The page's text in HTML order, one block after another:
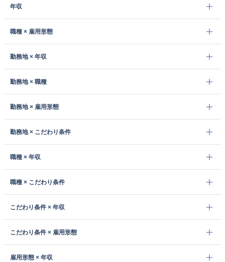
年収
職種 × 雇用形態
勤務地 × 年収
勤務地 × 職種
勤務地 × 雇用形態
勤務地 × こだわり条件
職種 × 年収
職種 × こだわり条件
こだわり条件 × 年収
こだわり条件 × 雇用形態
雇用形態 × 年収